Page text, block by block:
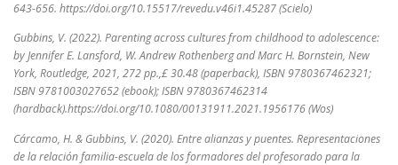
643-656. https://doi.org/10.15517/revedu.v46i1.45287 (Scielo)
Gubbins, V. (2022). Parenting across cultures from childhood to adolescence:
by Jennifer E. Lansford, W. Andrew Rothenberg and Marc H. Bornstein, New
York, Routledge, 2021, 272 pp.,£ 30.48 (paperback), ISBN 9780367462321;
ISBN 9781003027652 (ebook); ISBN 9780367462314
(hardback).https://doi.org/10.1080/00131911.2021.1956176 (Wos)
Cárcamo, H. & Gubbins, V. (2020). Entre alianzas y puentes. Representaciones
de la relación familia-escuela de los formadores del profesorado para la